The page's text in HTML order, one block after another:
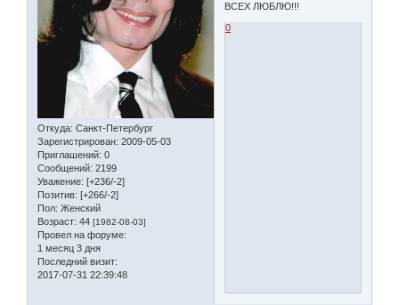
Откуда: Санкт-Петербург
Зарегистрирован: 2009-05-03
Приглашений: 0
Сообщений: 2199
Уважение: [+236/-2]
Позитив: [+266/-2]
Пол: Женский
Возраст: 44 [1982-08-03]
Провел на форуме:
1 месяц 3 дня
Последний визит:
2017-07-31 22:39:48
ВСЕХ ЛЮБЛЮ!!!
0